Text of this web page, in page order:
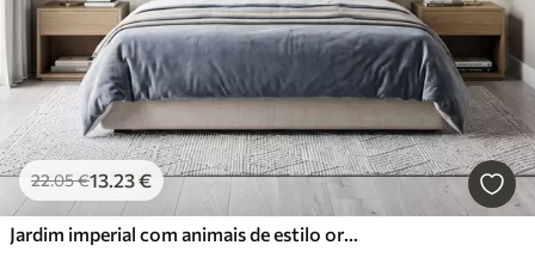
22.05€13.23€
Jardim imperial com animais de estilo oriental — macaco, leopardo, tigre, pavão e garça